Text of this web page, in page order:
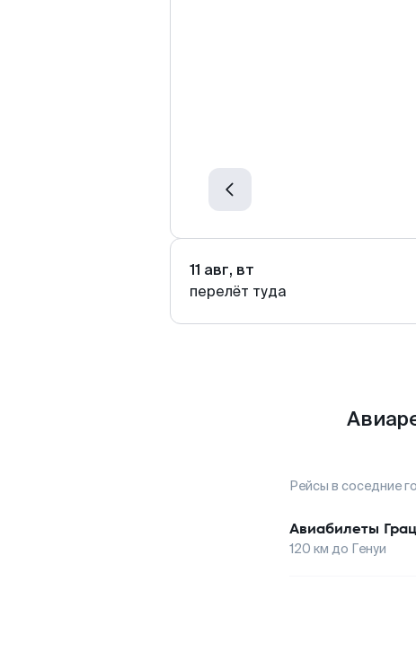
11 авг, вт
перелёт туда
Рейсы в соседние
Авиабилеты
120 км до Генуи